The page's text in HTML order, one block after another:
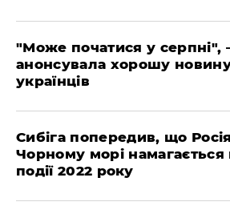
"Може початися у серпні",
анонсувала хорошу
українців
Сибіга попередив, що
Чорному морі намагається
події 2022 року